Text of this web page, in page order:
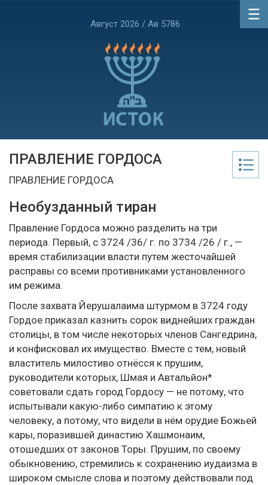
Август 2026 / Ав 5786
ПРАВЛЕНИЕ ГОРДОСА
ПРАВЛЕНИЕ ГОРДОСА
Необузданный тиран
Правление Гордоса можно разделить на три
периода. Первый, с 3724 /36/ г. по 3734 /26 / г., —
время стабилизации власти путем жесточайшей
расправы со всеми противниками установленного
им режима.
После захвата Йерушалаима штурмом в 3724 году
Гордое приказал казнить сорок виднейших граждан
столицы, в том числе некоторых членов Сангедрина,
и конфисковал их имущество. Вместе с тем, новый
властитель милостиво отнёсся к прушим,
руководители которых, Шмая и Автальйон*
советовали сдать город Гордосу — не потому, что
испытывали какую-либо симпатию к этому
человеку, а потому, что видели в нём орудие Божьей
кары, поразившей династию Хашмонаим,
отошедших от законов Торы. Прушим, по своему
обыкновению, стремились к сохранению иудаизма в
широком смысле слова и поэтому действовали под